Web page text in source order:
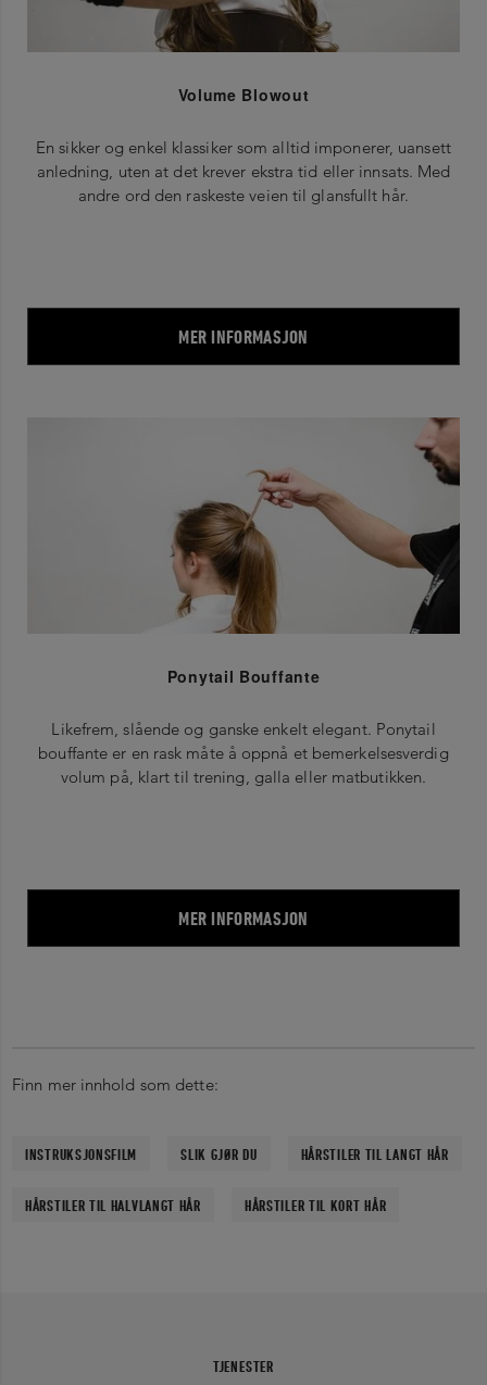
Volume Blowout
En sikker og enkel klassiker som alltid imponerer, uansett
anledning, uten at det krever ekstra tid eller innsats. Med
andre ord den raskeste veien til glansfullt hår.
MER INFORMASJON
Ponytail Bouffante
Likefrem, slående og ganske enkelt elegant. Ponytail
bouffante er en rask måte å oppnå et bemerkelsesverdig
volum på, klart til trening, galla eller matbutikken.
MER INFORMASJON
Finn mer innhold som dette:
INSTRUKSJONSFILM SLIK GJØR DU HÅRSTILER TIL LANGT HÅR
HÅRSTILER TIL HALVLANGT HÅR HÅRSTILER TIL KORT HÅR
TJENESTER